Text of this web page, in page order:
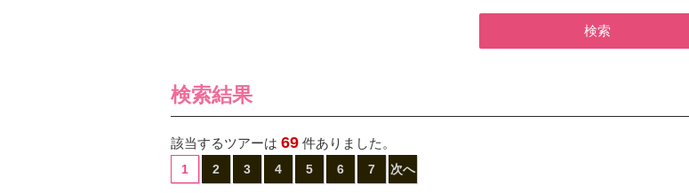
検索
検索結果
該当するツアーは 69 件ありました。
1 2 3 4 5 6 7 次へ